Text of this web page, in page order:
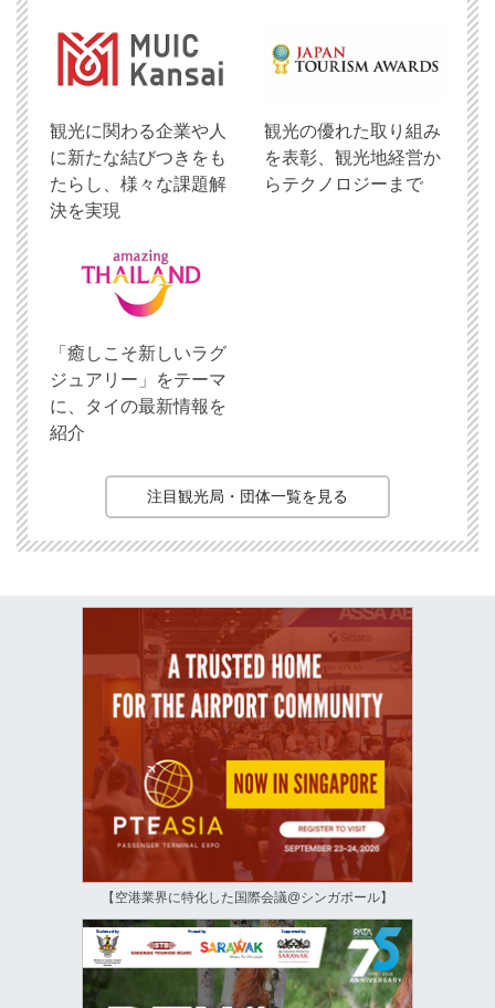
観光に関わる企業や人
に新たな結びつきをも
たらし、様々な課題解
決を実現
観光の優れた取り組み
を表彰、観光地経営か
らテクノロジーまで
「癒しこそ新しいラグ
ジュアリー」をテーマ
に、タイの最新情報を
紹介
注目観光局・団体一覧を見る
【空港業界に特化した国際会議@シンガポール】